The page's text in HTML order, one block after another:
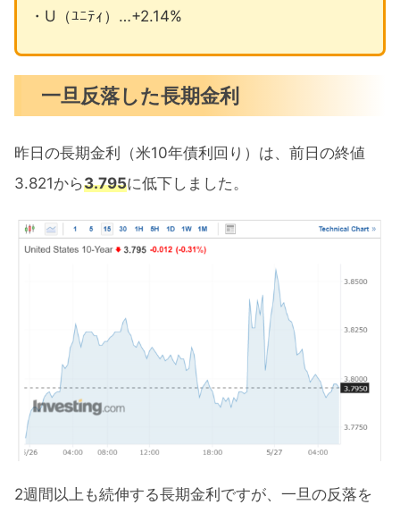
・U（ﾕﾆﾃｨ）…+2.14%
一旦反落した長期金利
昨日の長期金利（米10年債利回り）は、前日の終値
3.821から3.795に低下しました。
2週間以上も続伸する長期金利ですが、一旦の反落を